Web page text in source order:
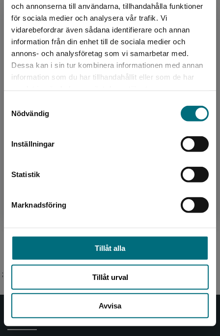
och annonserna till användarna, tillhandahålla funktioner
för sociala medier och analysera vår trafik. Vi
vidarebefordrar även sådana identifierare och annan
information från din enhet till de sociala medier och
annons- och analysföretag som vi samarbetar med.
Dessa kan i sin tur kombinera informationen med annan
information som du har tillhandahållit eller som de har
Nödvändig
Inställningar
Statistik
Marknadsföring
Tillåt alla
Tillåt urval
Avvisa
Begränsad fraktregion
Det verkar som att du besöker
Sverige. För att kunna slutföra ett köp måste
Artikelnummer:
47362-EB01
Upplaga:
Första
Upphovspersoner
författare 2014 och har sedan dess skrivit flera
barnböcker samt lättlästa böcker för ungdomar
;
Nypon och Vilja